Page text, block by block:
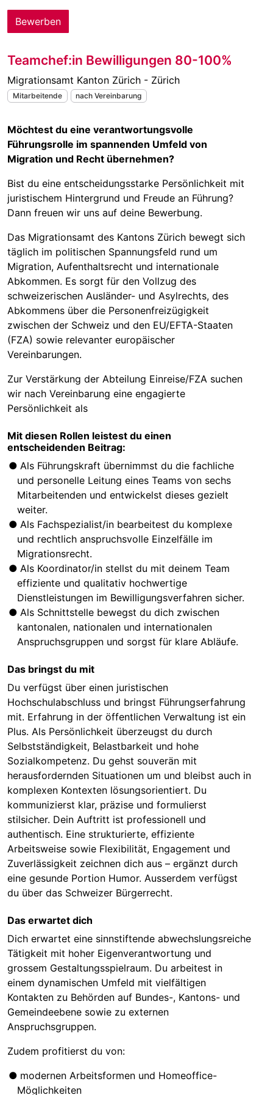
Bewerben
Teamchef:in Bewilligungen 80-100%
Migrationsamt Kanton Zürich - Zürich
Mitarbeitende nach Vereinbarung
Möchtest du eine verantwortungsvolle
Führungsrolle im spannenden Umfeld von
Migration und Recht übernehmen?
Bist du eine entscheidungsstarke Persönlichkeit mit
juristischem Hintergrund und Freude an Führung?
Dann freuen wir uns auf deine Bewerbung.
Das Migrationsamt des Kantons Zürich bewegt sich
täglich im politischen Spannungsfeld rund um
Migration, Aufenthaltsrecht und internationale
Abkommen. Es sorgt für den Vollzug des
schweizerischen Ausländer- und Asylrechts, des
Abkommens über die Personenfreizügigkeit
zwischen der Schweiz und den EU/EFTA-Staaten
(FZA) sowie relevanter europäischer
Vereinbarungen.
Zur Verstärkung der Abteilung Einreise/FZA suchen
wir nach Vereinbarung eine engagierte
Persönlichkeit als
Mit diesen Rollen leistest du einen
entscheidenden Beitrag:
Als Führungskraft übernimmst du die fachliche
und personelle Leitung eines Teams von sechs
Mitarbeitenden und entwickelst dieses gezielt
weiter.
Als Fachspezialist/in bearbeitest du komplexe
und rechtlich anspruchsvolle Einzelfälle im
Migrationsrecht.
Als Koordinator/in stellst du mit deinem Team
effiziente und qualitativ hochwertige
Dienstleistungen im Bewilligungsverfahren sicher.
Als Schnittstelle bewegst du dich zwischen
kantonalen, nationalen und internationalen
Anspruchsgruppen und sorgst für klare Abläufe.
Das bringst du mit
Du verfügst über einen juristischen
Hochschulabschluss und bringst Führungserfahrung
mit. Erfahrung in der öffentlichen Verwaltung ist ein
Plus. Als Persönlichkeit überzeugst du durch
Selbstständigkeit, Belastbarkeit und hohe
Sozialkompetenz. Du gehst souverän mit
herausfordernden Situationen um und bleibst auch in
komplexen Kontexten lösungsorientiert. Du
kommunizierst klar, präzise und formulierst
stilsicher. Dein Auftritt ist professionell und
authentisch. Eine strukturierte, effiziente
Arbeitsweise sowie Flexibilität, Engagement und
Zuverlässigkeit zeichnen dich aus – ergänzt durch
eine gesunde Portion Humor. Ausserdem verfügst
du über das Schweizer Bürgerrecht.
Das erwartet dich
Dich erwartet eine sinnstiftende abwechslungsreiche
Tätigkeit mit hoher Eigenverantwortung und
grossem Gestaltungsspielraum. Du arbeitest in
einem dynamischen Umfeld mit vielfältigen
Kontakten zu Behörden auf Bundes-, Kantons- und
Gemeindeebene sowie zu externen
Anspruchsgruppen.
Zudem profitierst du von:
modernen Arbeitsformen und Homeoffice-
Möglichkeiten